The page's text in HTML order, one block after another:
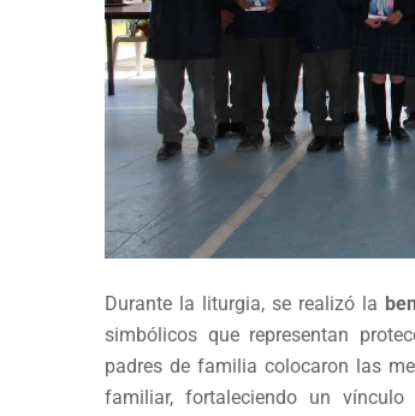
Durante la liturgia, se realizó la
simbólicos que representan
padres de familia colocaron las
familiar, fortaleciendo un